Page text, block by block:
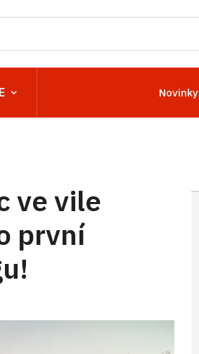
Novinky
ve vile
první